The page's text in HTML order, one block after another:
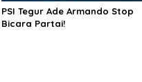
PSI Tegur Ade Armando Stop
Bicara Partai!